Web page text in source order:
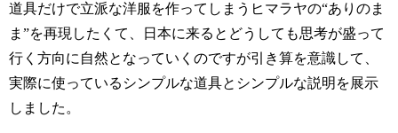
道具だけで立派な洋服を作ってしまうヒマラヤの“ありのま
ま”を再現したくて、日本に来るとどうしても思考が盛って
行く方向に自然となっていくのですが引き算を意識して、
実際に使っているシンプルな道具とシンプルな説明を展示
しました。